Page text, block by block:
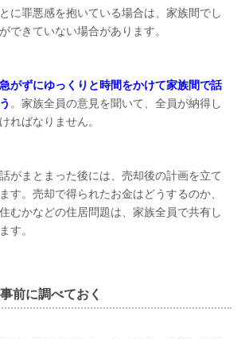
に罪悪感を抱いている場合は、家族間でし
できていない場合があります。
がずにゆっくりと時間をかけて家族間で話
。家族全員の意見を聞いて、全員が納得し
ればなりません。
がまとまった後には、売却後の計画を立て
す。売却で得られたお金はどうするのか、
むかなどの住居問題は、家族全員で共有し
す。
前に調べておく